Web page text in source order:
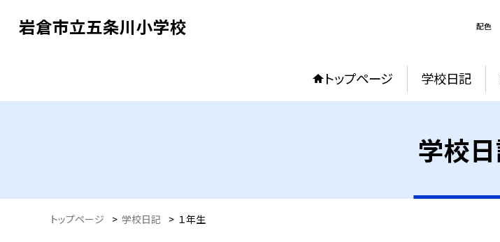
岩倉市立五条川小学校 配色
トップページ 学校日記
学校
トップページ > 学校日記 > １年生